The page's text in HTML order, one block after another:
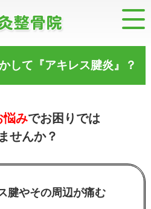
して『アキレス腱炎』？
悩みでお困りでは
せんか？
腱やその周辺が痛む